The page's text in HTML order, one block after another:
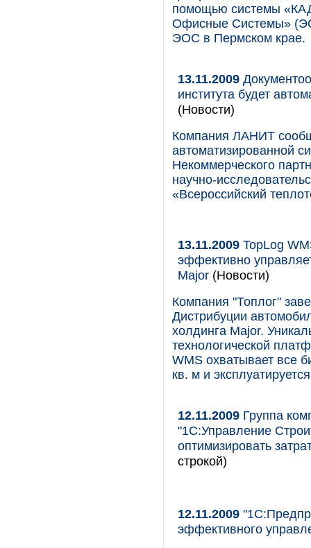
помощью системы
Офисные Системы»
ЭОС в Пермском крае.
13.11.2009
института будет
(Новости)
Компания ЛАНИТ
автоматизированной
Некоммерческого
научно-
«Всероссийский
13.11.2009 TopLog
эффективно
Major (Новости)
Компания "Топлог"
Дистрибуции
холдинга Major.
технологической
WMS охватывает все
кв. м и
12.11.2009 Группа
"1С:Управление
оптимизировать
строкой)
12.11.2009
эффективного